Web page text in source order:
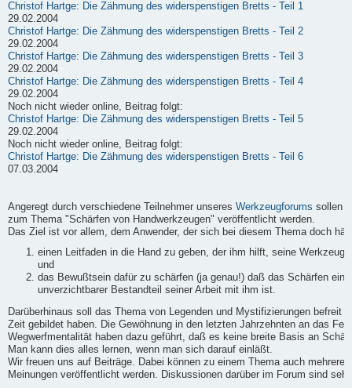
Christof Hartge: Die Zähmung des widerspenstigen Bretts - Teil 1
29.02.2004
Christof Hartge: Die Zähmung des widerspenstigen Bretts - Teil 2
29.02.2004
Christof Hartge: Die Zähmung des widerspenstigen Bretts - Teil 3
29.02.2004
Christof Hartge: Die Zähmung des widerspenstigen Bretts - Teil 4
29.02.2004
Noch nicht wieder online, Beitrag folgt:
Christof Hartge: Die Zähmung des widerspenstigen Bretts - Teil 5
29.02.2004
Noch nicht wieder online, Beitrag folgt:
Christof Hartge: Die Zähmung des widerspenstigen Bretts - Teil 6
07.03.2004
Angeregt durch verschiedene Teilnehmer unseres Werkzeugforums sollen
zum Thema "Schärfen von Handwerkzeugen" veröffentlicht werden.
Das Ziel ist vor allem, dem Anwender, der sich bei diesem Thema doch
einen Leitfaden in die Hand zu geben, der ihm hilft, seine
und
das Bewußtsein dafür zu schärfen (ja genau!) daß das Schärfen
unverzichtbarer Bestandteil seiner Arbeit mit ihm ist.
Darüberhinaus soll das Thema von Legenden und Mystifizierungen befreit
Zeit gebildet haben. Die Gewöhnung in den letzten Jahrzehnten an das
Wegwerfmentalität haben dazu geführt, daß es keine breite Basis an
Man kann dies alles lernen, wenn man sich darauf einläßt.
Wir freuen uns auf Beiträge. Dabei können zu einem Thema auch mehrere
Meinungen veröffentlicht werden. Diskussionen darüber im Forum sind